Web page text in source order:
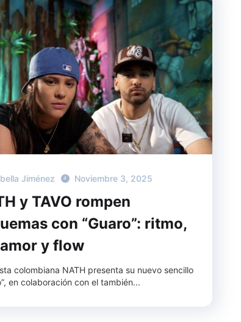
Jiménez Noviembre 3, 2025
y TAVO rompen
con “Guaro”: ritmo,
y flow
colombiana NATH presenta su nuevo sencillo
en colaboración con el también...